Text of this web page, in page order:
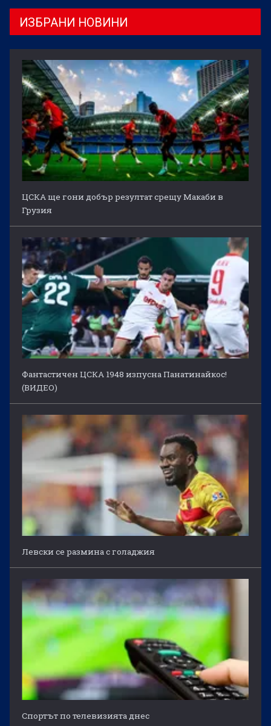
ИЗБРАНИ НОВИНИ
ЦСКА ще гони добър резултат срещу Макаби в
Грузия
Фантастичен ЦСКА 1948 изпусна Панатинайкос!
(ВИДЕО)
Левски се размина с голаджия
Спортът по телевизията днес